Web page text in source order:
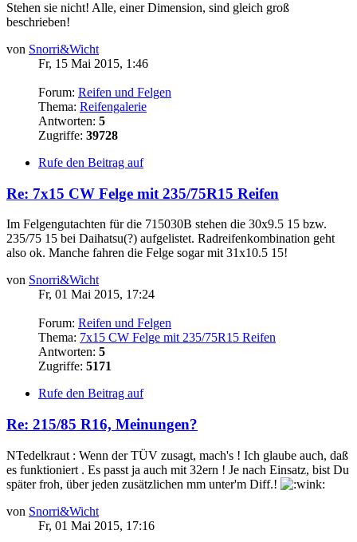
Stehen sie nicht! Alle, einer Dimension, sind gleich groß
beschrieben!
von Snorri&Wicht
Fr, 15 Mai 2015, 1:46
Forum: Reifen und Felgen
Thema: Reifengalerie
Antworten: 5
Zugriffe: 39728
Rufe den Beitrag auf
Re: 7x15 CW Felge mit 235/75R15 Reifen
Im Felgengutachten für die 715030B stehen die 30x9.5 15 bzw.
235/75 15 bei Daihatsu(?) aufgelistet. Radreifenkombination geht
also ok. Manche fahren die Felge sogar mit 31x10.5 15!
von Snorri&Wicht
Fr, 01 Mai 2015, 17:24
Forum: Reifen und Felgen
Thema: 7x15 CW Felge mit 235/75R15 Reifen
Antworten: 5
Zugriffe: 5171
Rufe den Beitrag auf
Re: 215/85 R16, Meinungen?
NTedelkraut : Wenn der TÜV zusagt, mach's ! Ich glaube auch, daß
es funktioniert . Es passt ja auch mit 32ern ! Je nach Einsatz, bist Du
später froh, über jeden zusätzlichen mm unter'm Diff.!
von Snorri&Wicht
Fr, 01 Mai 2015, 17:16